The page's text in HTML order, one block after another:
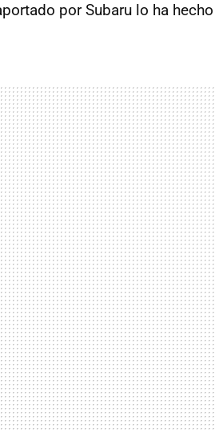
por Subaru lo ha